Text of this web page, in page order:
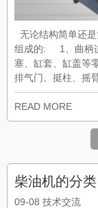
无论结构简单还
组成的: 1、曲柄
塞、缸套、缸盖等
排气门、挺柱、摇
READ MORE
柴油机的分类
09-08 技术交流